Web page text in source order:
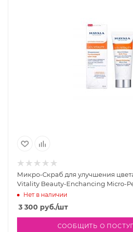
Микро-Скраб для улучшения
Vitality Beauty-Enchancing Micro-
Нет в наличии
3 300 руб./шт
СООБЩИТЬ О